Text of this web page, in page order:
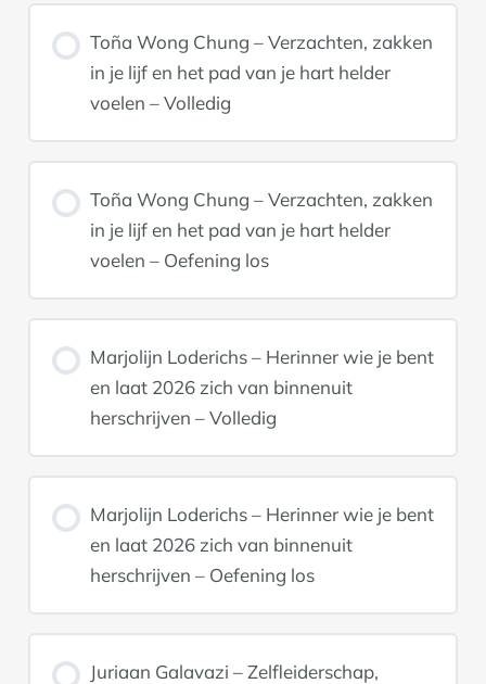
Toña Wong Chung – Verzachten, zakken
in je lijf en het pad van je hart helder
voelen – Volledig
Toña Wong Chung – Verzachten, zakken
in je lijf en het pad van je hart helder
voelen – Oefening los
Marjolijn Loderichs – Herinner wie je bent
en laat 2026 zich van binnenuit
herschrijven – Volledig
Marjolijn Loderichs – Herinner wie je bent
en laat 2026 zich van binnenuit
herschrijven – Oefening los
Juriaan Galavazi – Zelfleiderschap,